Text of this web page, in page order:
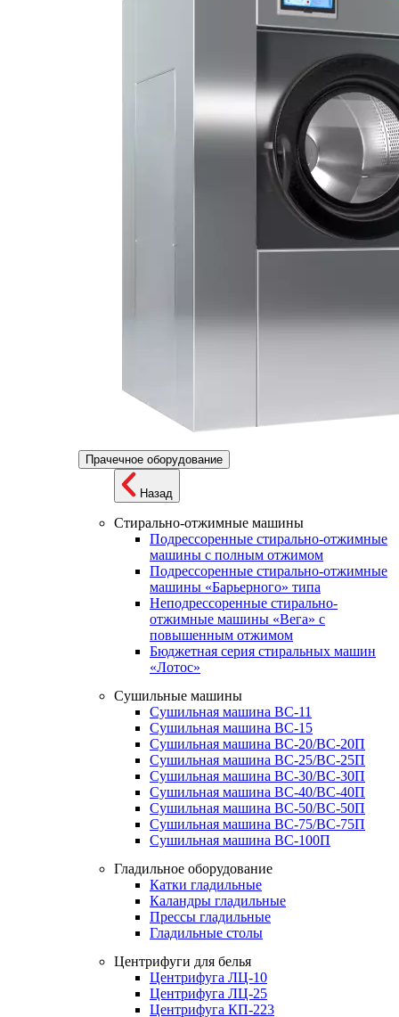
Прачечное оборудование
Назад
Стирально-отжимные машины
Подрессоренные стирально-отжимные
машины с полным отжимом
Подрессоренные стирально-отжимные
машины «Барьерного» типа
Неподрессоренные стирально-
отжимные машины «Вега» с
повышенным отжимом
Бюджетная серия стиральных машин
«Лотос»
Сушильные машины
Сушильная машина ВС-11
Сушильная машина ВС-15
Сушильная машина ВС-20/ВС-20П
Сушильная машина ВС-25/ВС-25П
Сушильная машина ВС-30/ВС-30П
Сушильная машина ВС-40/ВС-40П
Сушильная машина ВС-50/ВС-50П
Сушильная машина ВС-75/ВС-75П
Сушильная машина ВС-100П
Гладильное оборудование
Катки гладильные
Каландры гладильные
Прессы гладильные
Гладильные столы
Центрифуги для белья
Центрифуга ЛЦ-10
Центрифуга ЛЦ-25
Центрифуга КП-223